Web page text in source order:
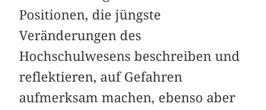
Positionen, die jüngste
Veränderungen des
Hochschulwesens beschreiben und
reflektieren, auf Gefahren
aufmerksam machen, ebenso aber